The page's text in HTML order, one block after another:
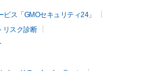
ス「GMOセキュリティ24」
リスク診断